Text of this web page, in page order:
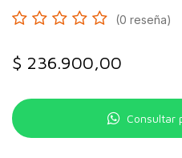
(0 reseña)
$ 236.900,00
Consultar